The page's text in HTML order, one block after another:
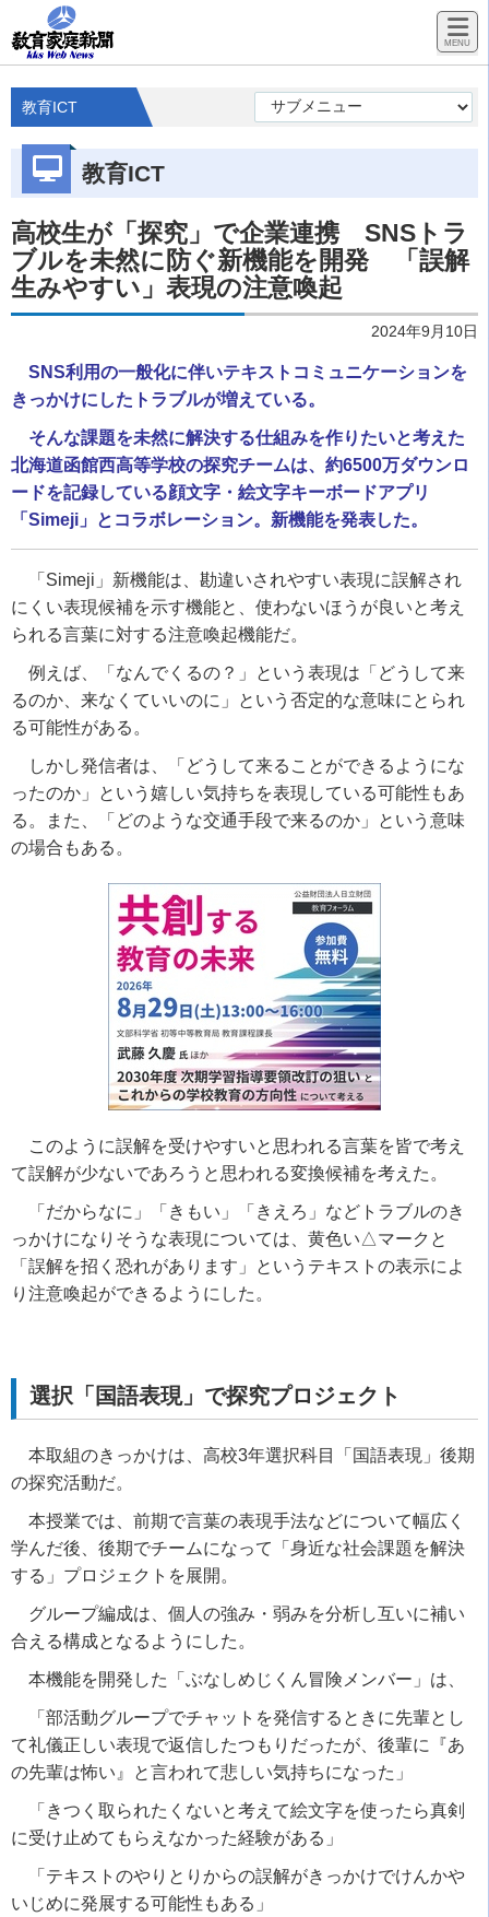
教育ICT
教育ICT
高校生が「探究」で企業連携 SNSトラ
ブルを未然に防ぐ新機能を開発 「誤解
生みやすい」表現の注意喚起
2024年9月10日
SNS利用の一般化に伴いテキストコミュニケーションを
きっかけにしたトラブルが増えている。
そんな課題を未然に解決する仕組みを作りたいと考えた
北海道函館西高等学校の探究チームは、約6500万ダウンロ
ードを記録している顔文字・絵文字キーボードアプリ
「Simeji」とコラボレーション。新機能を発表した。
「 Simeji 」新機能は、勘違いされやすい表現に誤解され
にくい表現候補を示す機能と、使わないほうが良いと考え
られる言葉に対する注意喚起機能だ。
例えば、「なんでくるの？」という表現は「どうして来
るのか、来なくていいのに」という否定的な意味にとられ
る可能性がある。
しかし発信者は、「どうして来ることができるようにな
ったのか」という嬉しい気持ちを表現している可能性もあ
る。また、「どのような交通手段で来るのか」という意味
の場合もある。
このように誤解を受けやすいと思われる言葉を皆で考え
て誤解が少ないであろうと思われる変換候補を考えた。
「だからなに」「きもい」「きえろ」などトラブルのき
っかけになりそうな表現については、黄色い△マークと
「誤解を招く恐れがあります」というテキストの表示によ
り注意喚起ができるようにした。
選択「国語表現」で探究プロジェクト
本取組のきっかけは、高校3年選択科目「国語表現」後期
の探究活動だ。
本授業では、前期で言葉の表現手法などについて幅広く
学んだ後、後期でチームになって「身近な社会課題を解決
する」プロジェクトを展開。
グループ編成は、個人の強み・弱みを分析し互いに補い
合える構成となるようにした。
本機能を開発した「ぶなしめじくん冒険メンバー」は、
「部活動グループでチャットを発信するときに先輩とし
て礼儀正しい表現で返信したつもりだったが、後輩に『あ
の先輩は怖い』と言われて悲しい気持ちになった」
「きつく取られたくないと考えて絵文字を使ったら真剣
に受け止めてもらえなかった経験がある」
「テキストのやりとりからの誤解がきっかけでけんかや
いじめに発展する可能性もある」